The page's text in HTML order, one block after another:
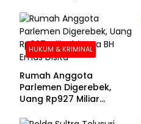
Buronan Segera
Menyerahkan Diri
HUKUM & KRIMINAL
Rumah Anggota
Parlemen Digerebek,
Uang Rp927 Miliar